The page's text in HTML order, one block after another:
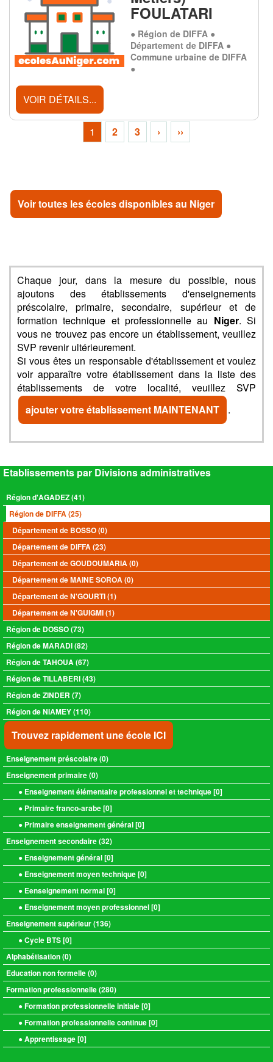
FOULATARI
● Région de DIFFA ●
Département de DIFFA ●
Commune urbaine de DIFFA
●
VOIR DÉTAILS...
1 2 3 › ››
Voir toutes les écoles disponibles au Niger
Chaque jour, dans la mesure du possible, nous
ajoutons des établissements d'enseignements
préscolaire, primaire, secondaire, supérieur et de
formation technique et professionnelle au Niger. Si
vous ne trouvez pas encore un établissement, veuillez
SVP revenir ultérieurement.
Si vous êtes un responsable d'établissement et voulez
voir apparaître votre établissement dans la liste des
établissements de votre localité, veuillez SVP
ajouter votre établissement MAINTENANT
.
Etablissements par Divisions administratives
Région d'AGADEZ (41)
Région de DIFFA (25)
Département de BOSSO (0)
Département de DIFFA (23)
Département de GOUDOUMARIA (0)
Département de MAINE SOROA (0)
Département de N'GOURTI (1)
Département de N'GUIGMI (1)
Région de DOSSO (73)
Région de MARADI (82)
Région de TAHOUA (67)
Région de TILLABERI (43)
Région de ZINDER (7)
Région de NIAMEY (110)
Trouvez rapidement une école ICI
Enseignement préscolaire (0)
Enseignement primaire (0)
● Enseignement élémentaire professionnel et technique [0]
● Primaire franco-arabe [0]
● Primaire enseignement général [0]
Enseignement secondaire (32)
● Enseignement général [0]
● Enseignement moyen technique [0]
● Eenseignement normal [0]
● Enseignement moyen professionnel [0]
Enseignement supérieur (136)
● Cycle BTS [0]
Alphabétisation (0)
Education non formelle (0)
Formation professionnelle (280)
● Formation professionnelle initiale [0]
● Formation professionnelle continue [0]
● Apprentissage [0]